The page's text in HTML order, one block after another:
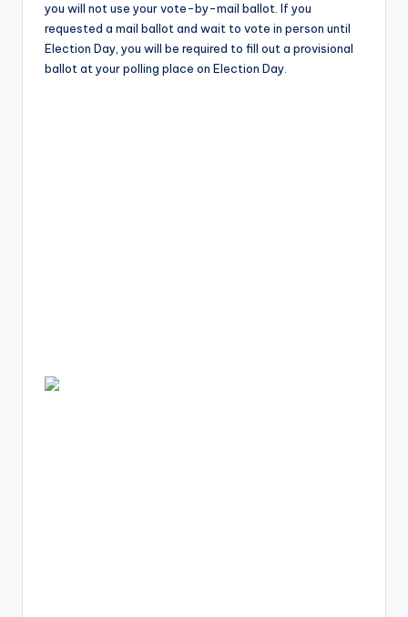
you will not use your vote-by-mail ballot. If you
requested a mail ballot and wait to vote in person until
Election Day, you will be required to fill out a provisional
ballot at your polling place on Election Day.